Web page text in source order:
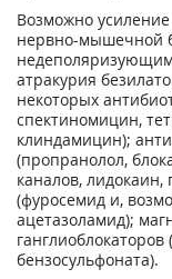
Возможно
нервно-мышечной
атракурия
некоторых
спектиномицин,
клиндамицин);
(пропранолол,
каналов,
(фуросемид и,
ацетазоламид);
бензосульфоната).